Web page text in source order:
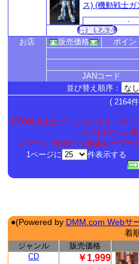
ス) (機動戦士
-
お店 販売価格 ポイン
JANコード
並び替え順序：
( 2164
1000件以上ヒットしています。サ
ージ)までしか表
スペースで区切って検索キーワー
1ページに
件表示す
●(Powered by DMM.com Webサ
着
ジャンル 販売価格
CD
￥1,999